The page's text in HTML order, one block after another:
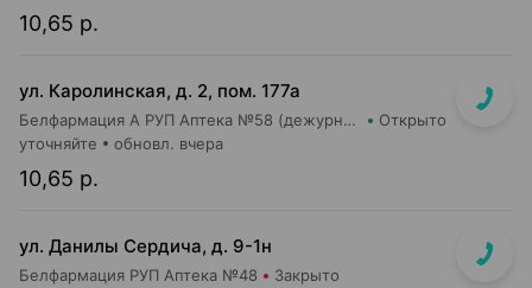
10,65 р.
ул. Каролинская, д. 2, пом. 177а
Белфармация А РУП Аптека №58 (дежурная) Открыто
10,65 р.
уточняйте обновл. вчера
ул. Данилы Сердича, д. 9-1н
Белфармация РУП Аптека №48 Закрыто